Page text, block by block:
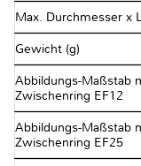
Max. Durchmesser x
Gewicht (g)
Abbildungs-Maßstab
Zwischenring EF12
Abbildungs-Maßstab
Zwischenring EF25